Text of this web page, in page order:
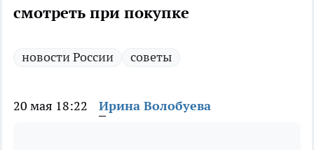
смотреть при покупке
новости России советы
20 мая 18:22 Ирина Волобуева